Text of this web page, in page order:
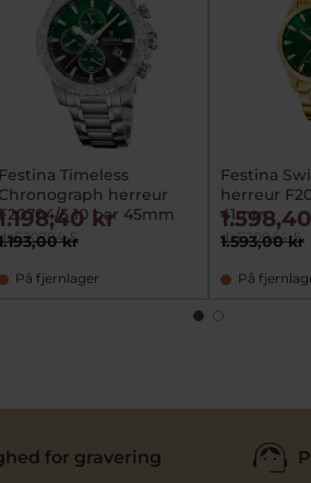
Festina Timeless
Chronograph herreur
5 10 bar 45mm
5
kr
kr
På fjernlager
Festina
herreur
41mm
daF20044-5
1.593,00 kr
På
for gravering